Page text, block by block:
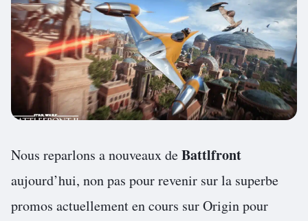
Nous reparlons a nouveaux deBattlfront
aujourd’hui, non pas pour revenir sur la superbe
promos actuellement en cours sur Origin pour